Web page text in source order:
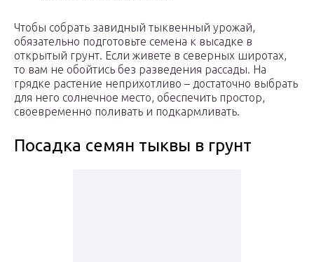
Чтобы собрать завидный тыквенный урожай,
обязательно подготовьте семена к высадке в
открытый грунт. Если живете в северных широтах,
то вам не обойтись без разведения рассады. На
грядке растение неприхотливо – достаточно выбрать
для него солнечное место, обеспечить простор,
своевременно поливать и подкармливать.
Посадка семян тыквы в грунт